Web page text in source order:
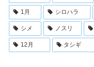
1月 シロハラ
シメ ノスリ
12月 タシギ